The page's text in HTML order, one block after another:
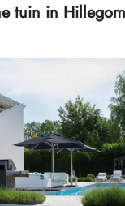
tuin in Hillegom